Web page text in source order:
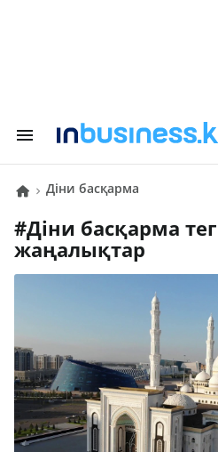
діни басқарма
# діни басқарма
жаңалықтар